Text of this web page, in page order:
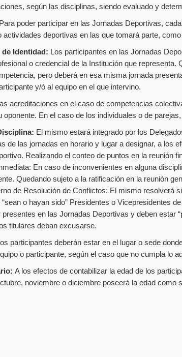
según las disciplinas, siendo evaluado y
Para poder participar en las Jornadas Deportivas,
actividades deportivas en las que tomará parte, como
Identidad: Los participantes en las Jornadas
o credencial de la Institución que
pero deberá en esa misma jornada
y/ò al equipo en el que intervino.
acreditaciones en el caso de competencias
oponente. En el caso de los individuales o de
El mismo estará integrado por los
de las jornadas en horario y lugar a designar, a los
Realizando el conteo de puntos en la reunión
En caso de inconvenientes en alguna
Quedando sujeto a la ratificación en la reunión
de Resolución de Conflictos: El mismo resolverá
o hayan sido” Presidentes o Vicepresidentes
presentes en las Jornadas Deportivas y deben estar
titulares deban excusarse.
participantes deberán estar en el lugar o sede
o participante, según el caso que no cumpla lo
A los efectos de contabilizar la edad de los
noviembre o diciembre poseerá la edad